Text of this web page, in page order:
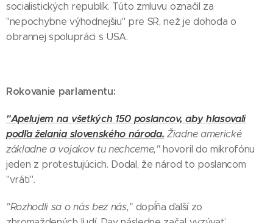
socialistických republík. Túto zmluvu označil za
"nepochybne výhodnejšiu" pre SR, než je dohoda o
obrannej spolupráci s USA.
Rokovanie parlamentu:
"Apelujem na všetkých 150 poslancov, aby hlasovali
podľa želania slovenského národa. Žiadne americké
základne a vojakov tu nechceme,"hovoril do mikrofónu
jeden z protestujúcich. Dodal, že národ to poslancom
"vráti".
"Rozhodli sa o nás bez nás," dopĺňa ďalší zo